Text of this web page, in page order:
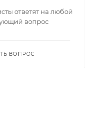
ответят на любой
вопрос
ВОПРОС